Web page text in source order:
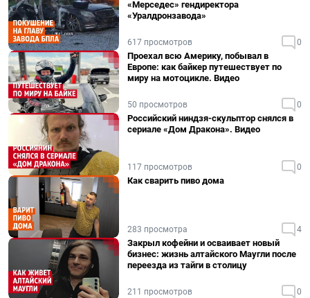
«Мерседес» гендиректора
«Уралдронзавода»
617 просмотров 0
Проехал всю Америку, побывал в
Европе: как байкер путешествует по
миру на мотоцикле. Видео
50 просмотров 0
Российский ниндзя-скульптор снялся в
сериале «Дом Дракона». Видео
117 просмотров 0
Как сварить пиво дома
283 просмотра 4
Закрыл кофейни и осваивает новый
бизнес: жизнь алтайского Маугли после
переезда из тайги в столицу
211 просмотров 0